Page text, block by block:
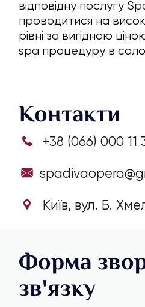
відповідну послугу
проводитися на
рівні за вигідною
spa процедуру в
Контакти
+38 (066) 000 11
Київ, вул. Б.
Форма
зв'язку